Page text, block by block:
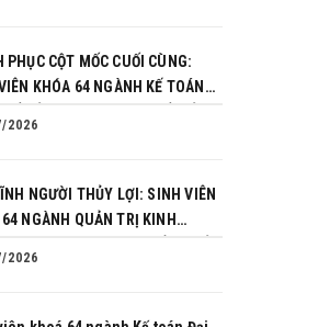
PHỤC CỘT MỐC CUỐI CÙNG:
KHÓA 64 NGÀNH KẾ TOÁN
2026
NGƯỜI THỦY LỢI: SINH VIÊN
64 NGÀNH QUẢN TRỊ KINH
2026